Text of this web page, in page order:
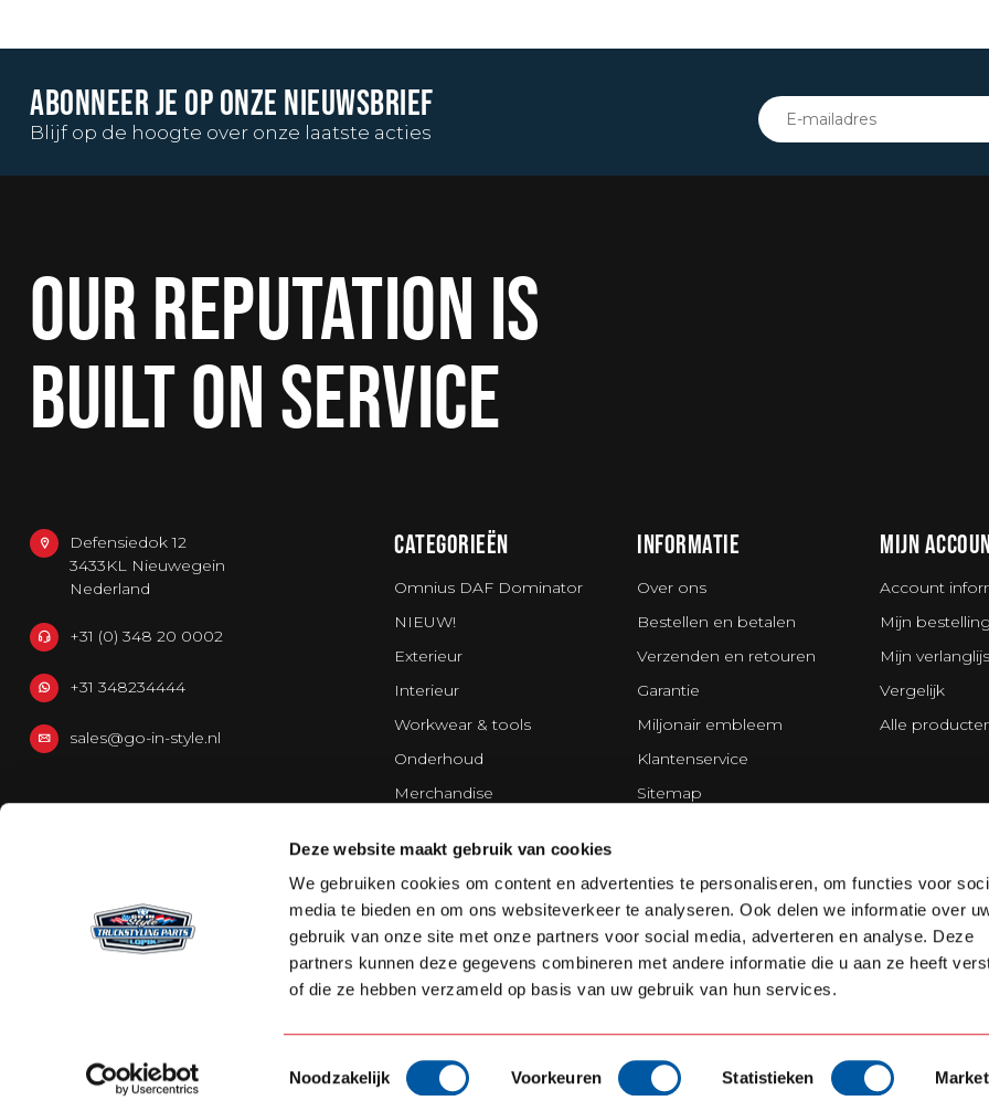
Deze website maakt gebruik van cookies
We gebruiken cookies om content en advertenties te personaliseren, om functies voor
media te bieden en om ons websiteverkeer te analyseren. Ook delen we informatie over
gebruik van onze site met onze partners voor social media, adverteren en analyse. Deze
partners kunnen deze gegevens combineren met andere informatie die u aan ze heeft
of die ze hebben verzameld op basis van uw gebruik van hun services.
Toestemmingsselectie
Noodzakelijk Voorkeuren Statistieken
ABONNEER JE OP ONZE NIEUWSBRIEF
Blijf op de hoogte over onze laatste acties
OUR REPUTATION IS
BUILT ON SERVICE
Defensiedok 12
3433KL Nieuwegein
Nederland
+31 (0) 348 20 0002
+31 348234444
sales@go-in-style.nl
CATEGORIEËN
Omnius DAF Dominator
NIEUW!
Exterieur
Interieur
Workwear & tools
Onderhoud
Merchandise
Strands Lighting Division
INFORMATIE
Over ons
Bestellen en betalen
Verzenden en retouren
Garantie
Miljonair embleem
Klantenservice
Sitemap
Algemene voorwaarden
Cookie policy
MIJN
Account
Mijn
Mijn
Vergelijk
Alle